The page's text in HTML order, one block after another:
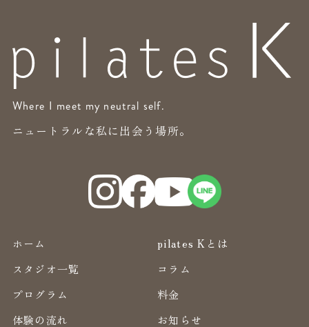
Where I meet my neutral self.
ニュートラルな私に出会う場所。
ホーム
pilates Kとは
スタジオ一覧
コラム
プログラム
料金
体験の流れ
お知らせ